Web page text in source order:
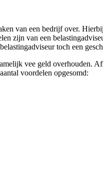
van een bedrijf over.
zijn van een
toch een
vee geld overhouden.
voordelen opgesomd: